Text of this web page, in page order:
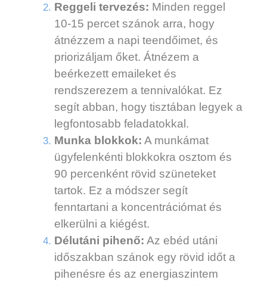
Reggeli tervezés: Minden reggel
10-15 percet szánok arra, hogy
átnézzem a napi teendőimet, és
priorizáljam őket. Átnézem a
beérkezett emaileket és
rendszerezem a tennivalókat. Ez
segít abban, hogy tisztában legyek a
legfontosabb feladatokkal.
Munka blokkok: A munkámat
ügyfelenkénti blokkokra osztom és
90 percenként rövid szüneteket
tartok. Ez a módszer segít
fenntartani a koncentrációmat és
elkerülni a kiégést.
Délutáni pihenő: Az ebéd utáni
időszakban szánok egy rövid időt a
pihenésre és az energiaszintem